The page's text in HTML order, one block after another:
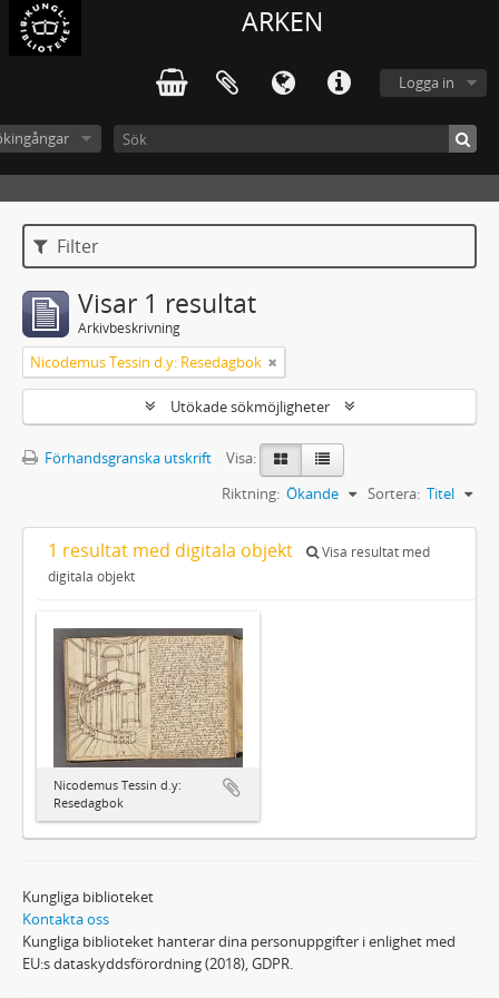
ARKEN
Logga in
Filter
Visar 1 resultat
Arkivbeskrivning
Nicodemus Tessin d.y: Resedagbok
Utökade sökmöjligheter
Förhandsgranska utskrift
Visa:
Sortera: Titel
Riktning: Ökande
1 resultat med digitala objekt
Visa resultat med
digitala objekt
Nicodemus Tessin d.y:
Resedagbok
Kungliga biblioteket
Kontakta oss
Kungliga biblioteket hanterar dina personuppgifter i enlighet med
EU:s dataskyddsförordning (2018), GDPR.